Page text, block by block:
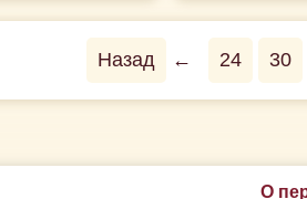
Назад ← 24 30
О